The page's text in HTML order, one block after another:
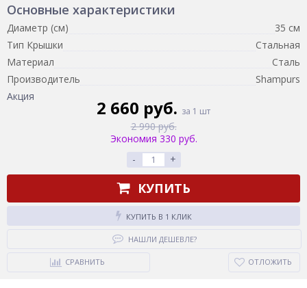
Основные характеристики
Диаметр (см)
35 см
Тип Крышки
Стальная
Материал
Сталь
Производитель
Shampurs
Акция
2 660 руб. за 1 шт
2 990 руб.
Экономия 330 руб.
-
+
КУПИТЬ
КУПИТЬ В 1 КЛИК
НАШЛИ ДЕШЕВЛЕ?
СРАВНИТЬ ОТЛОЖИТЬ